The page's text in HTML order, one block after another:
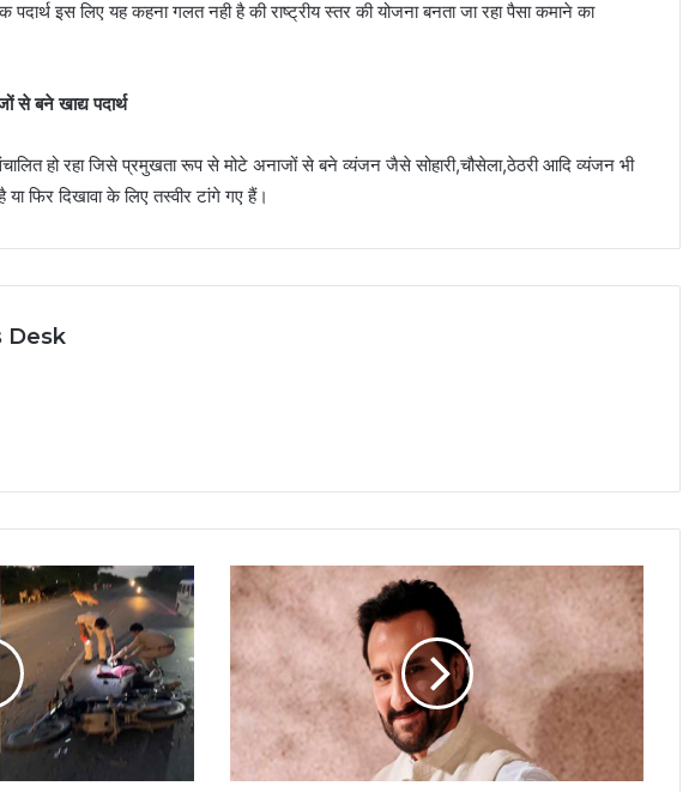
पदार्थ इस लिए यह कहना गलत नही है की राष्ट्रीय स्तर की योजना बनता जा रहा पैसा कमाने का
से बने खाद्य पदार्थ
हो रहा जिसे प्रमुखता रूप से मोटे अनाजों से बने व्यंजन जैसे सोहारी,चौसेला,ठेठरी आदि व्यंजन भी
या फिर दिखावा के लिए तस्वीर टांगे गए हैं।
Desk